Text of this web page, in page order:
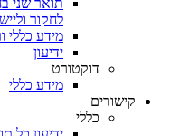
תואר שני
לחקור
מידע כללי
ידיעון
דוקטורט
מידע כללי
קישורים
כללי